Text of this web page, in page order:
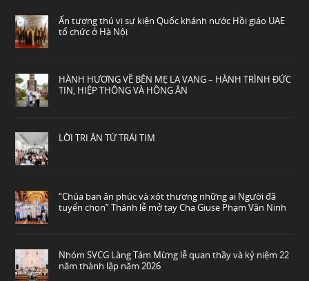
Ấn tượng thú vị sự kiện Quốc khánh nước Hồi giáo UAE
tổ chức ở Hà Nội
HÀNH HƯƠNG VỀ BÊN MẸ LA VANG – HÀNH TRÌNH ĐỨC
TIN, HIỆP THÔNG VÀ HỒNG ÂN
LỜI TRI ÂN TỪ TRÁI TIM
“Chúa ban ân phúc và xót thương những ai Người đã
tuyển chọn” Thánh lễ mở tay Cha Giuse Phạm Văn Ninh
Nhóm SVCG Làng Tám Mừng lễ quan thầy và kỷ niệm 22
năm thành lập năm 2026